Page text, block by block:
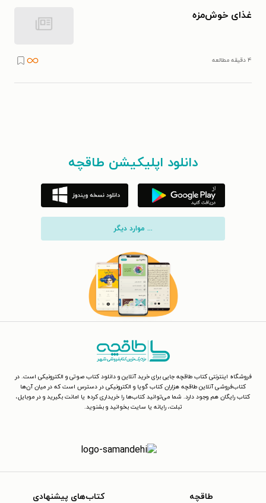
غذای خوش‌مزه
۴ دقیقه مطالعه
دانلود اپلیکیشن طاقچه
... موارد دیگر
فروشگاه اینترنتی کتاب طاقچه جایی برای خرید آنلاین و دانلود کتاب صوتی و الکترونیکی است. در
کتاب‌فروشی آنلاین طاقچه هزاران کتاب گویا و الکترونیکی در دسترس است که در میان آن‌ها
کتاب رایگان هم وجود دارد. شما می‌توانید کتاب‌ها را خریداری کرده یا امانت بگیرید و در موبایل،
تبلت، رایانه یا سایت بخوانید و بشنوید.
طاقچه کتاب‌های پیشنهادی